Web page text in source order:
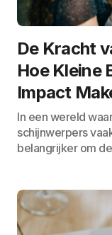
De Kracht
Hoe Kleine
Impact
In een wereld
schijnwerpers
belangrijker om